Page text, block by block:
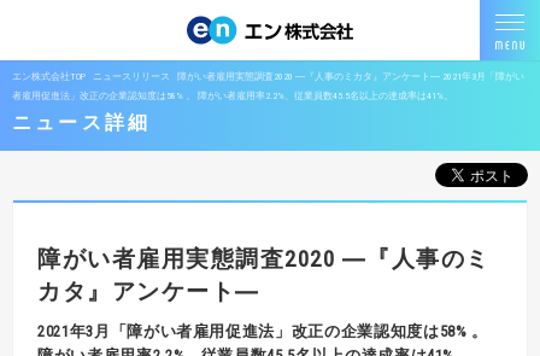
エン株式会社TOP ニュースリリース
障がい者雇用実態調査2020 ―『人事のミカタ』アンケート― 2021年3月「障がい
者雇用促進法」改正の企業認知度は58% 。 障がい者雇用率2.2%、従業員数45.5名以上の達成率は41%。
ニュース詳細
障がい者雇用実態調査2020 ―『人事のミ
カタ』アンケート―
2021年3月「障がい者雇用促進法」改正の企業認知度は58% 。